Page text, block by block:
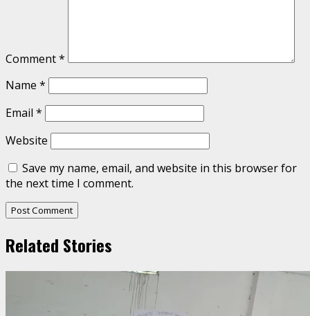
Comment*
Name *
Email *
Website
Save my name, email, and website in this browser for
the next time I comment.
Related Stories